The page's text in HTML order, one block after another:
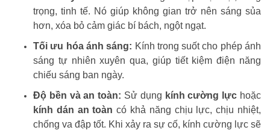
trọng, tinh tế. Nó giúp không gian trở nên sáng sủa
hơn, xóa bỏ cảm giác bí bách, ngột ngạt.
Tối ưu hóa ánh sáng: Kính trong suốt cho phép ánh
sáng tự nhiên xuyên qua, giúp tiết kiệm điện năng
chiếu sáng ban ngày.
Độ bền và an toàn: Sử dụng kính cường lực hoặc
kính dán an toàn có khả năng chịu lực, chịu nhiệt,
chống va đập tốt. Khi xảy ra sự cố, kính cường lực sẽ